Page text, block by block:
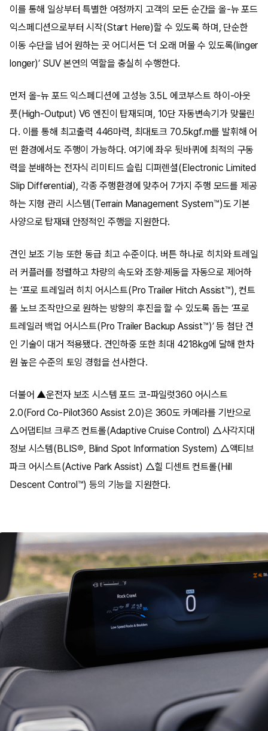
이를 통해 일상부터 특별한 여정까지 고객의 모든 순간을 올-뉴 포드
익스페디션으로부터 시작(Start Here)할 수 있도록 하며, 단순한
이동 수단을 넘어 원하는 곳 어디서든 ‘더 오래 머물 수 있도록(linger
longer)’ SUV 본연의 역할을 충실히 수행한다.
먼저 올-뉴 포드 익스페디션에 고성능 3.5L 에코부스트 하이-아웃
풋(High-Output) V6 엔진이 탑재되며, 10단 자동변속기가 맞물린
다. 이를 통해 최고출력 446마력, 최대토크 70.5kgf.m를 발휘해 어
떤 환경에서도 주행이 가능하다. 여기에 좌우 뒷바퀴에 최적의 구동
력을 분배하는 전자식 리미티드 슬립 디퍼렌셜(Electronic Limited
Slip Differential), 각종 주행환경에 맞추어 7가지 주행 모드를 제공
하는 지형 관리 시스템(Terrain Management System™)도 기본
사양으로 탑재돼 안정적인 주행을 지원한다.
견인 보조 기능 또한 동급 최고 수준이다. 버튼 하나로 히치와 트레일
러 커플러를 정렬하고 차량의 속도와 조향·제동을 자동으로 제어하
는 ‘프로 트레일러 히치 어시스트(Pro Trailer Hitch Assist™), 컨트
롤 노브 조작만으로 원하는 방향의 후진을 할 수 있도록 돕는 ‘프로
트레일러 백업 어시스트(Pro Trailer Backup Assist™)’ 등 첨단 견
인 기술이 대거 적용됐다. 견인하중 또한 최대 4218kg에 달해 한차
원 높은 수준의 토잉 경험을 선사한다.
더불어 ▲운전자 보조 시스템 포드 코-파일럿360 어시스트
2.0(Ford Co-Pilot360 Assist 2.0)은 360도 카메라를 기반으로
△어댑티브 크루즈 컨트롤(Adaptive Cruise Control) △사각지대
정보 시스템(BLIS®, Blind Spot Information System) △액티브
파크 어시스트(Active Park Assist) △힐 디센트 컨트롤(Hill
Descent Control™) 등의 기능을 지원한다.